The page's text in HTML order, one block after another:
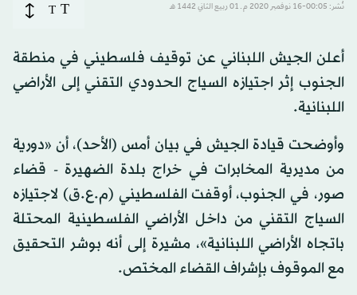
نُشر: 00:05-16 نوفمبر 2020 م ـ 01 ربيع الثاني 1442 هـ T
T
أعلن الجيش اللبناني عن توقيف فلسطيني في منطقة
الجنوب إثر اجتيازه السياج الحدودي التقني إلى الأراضي
اللبنانية.
وأوضحت قيادة الجيش في بيان أمس (الأحد)، أن «دورية
من مديرية المخابرات في خراج بلدة الضهيرة - قضاء
صور، في الجنوب، أوقفت الفلسطيني (م.ع.ق) لاجتيازه
السياج التقني من داخل الأراضي الفلسطينية المحتلة
باتجاه الأراضي اللبنانية»، مشيرة إلى أنه بوشر التحقيق
مع الموقوف بإشراف القضاء المختص.